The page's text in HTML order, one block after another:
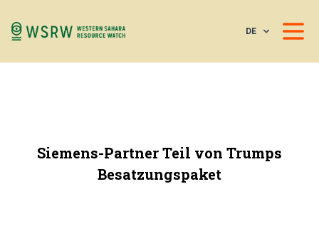
DE
Siemens-Partner Teil von Trumps
Besatzungspaket